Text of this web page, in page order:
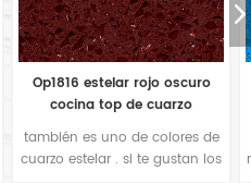
Azulejos de cuarzo azul claro
estelar op1813 de China
Para muchos fabricantes de
mostradores, también prefieren